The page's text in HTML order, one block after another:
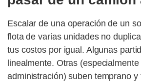
Escalar de una operación de un
flota de varias unidades no
tus costos por igual. Algunas
linealmente. Otras (especialmente
administración) suben temprano